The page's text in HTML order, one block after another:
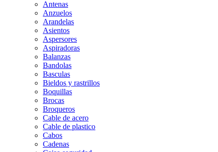
Antenas
Anzuelos
Arandelas
Asientos
Aspersores
Aspiradoras
Balanzas
Bandolas
Basculas
Bieldos y rastrillos
Boquillas
Brocas
Broqueros
Cable de acero
Cable de plastico
Cabos
Cadenas